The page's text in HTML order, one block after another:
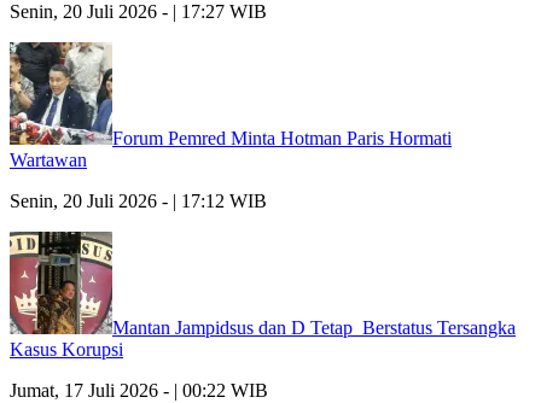
Senin, 20 Juli 2026 - | 17:27 WIB
Forum Pemred Minta Hotman Paris Hormati
Wartawan
Senin, 20 Juli 2026 - | 17:12 WIB
Mantan Jampidsus dan D Tetap Berstatus Tersangka
Kasus Korupsi
Jumat, 17 Juli 2026 - | 00:22 WIB